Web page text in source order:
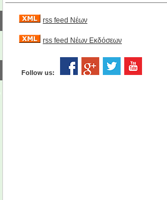
rss feed Νέων
rss feed Νέων Εκδόσεων
Follow us: